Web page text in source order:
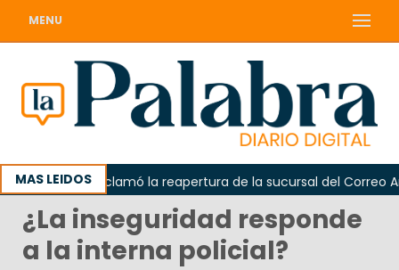
MENU
MAS LEIDOS
Odarda reclamó la reapertura de la sucursal del Correo
¿La inseguridad responde
a la interna policial?